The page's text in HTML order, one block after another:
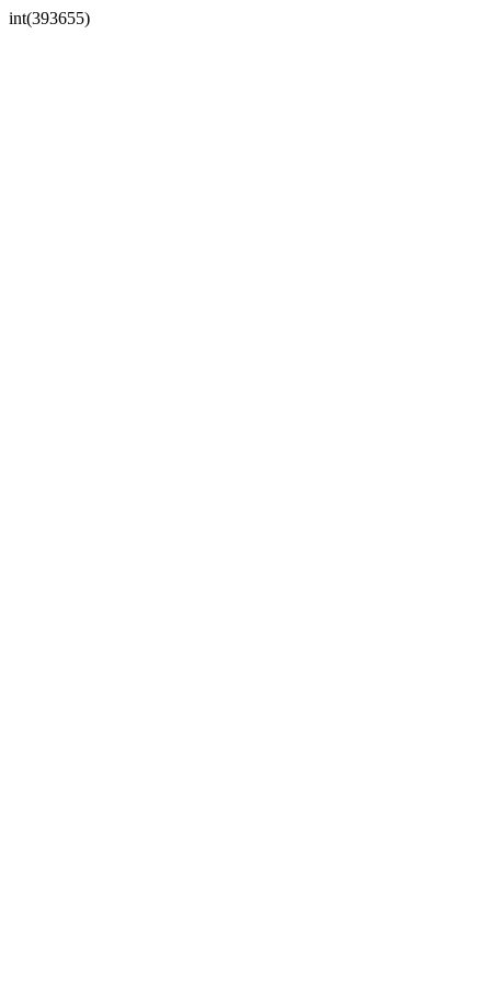
int(393655)